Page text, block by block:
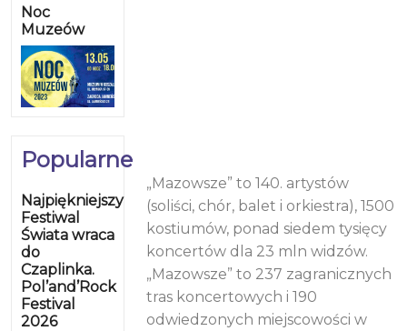
Noc
Muzeów
Popularne
Najpiękniejszy
Festiwal
Świata wraca
do
Czaplinka.
Pol’and’Rock
Festival
2026
„Mazowsze” to 140. artystów
(soliści, chór, balet i orkiestra), 1500
kostiumów, ponad siedem tysięcy
koncertów dla 23 mln widzów.
„Mazowsze” to 237 zagranicznych
tras koncertowych i 190
odwiedzonych miejscowości w